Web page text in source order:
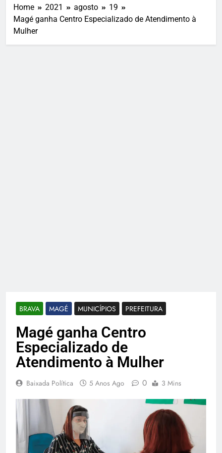
Home 2021 agosto
19
Magé ganha Centro Especializado de Atendimento à
Mulher
BRAVA MAGÉ MUNICÍPIOS PREFEITURA
Magé ganha Centro
Especializado de
Atendimento à Mulher
Baixada Política 5 Anos Ago 0 3 Mins